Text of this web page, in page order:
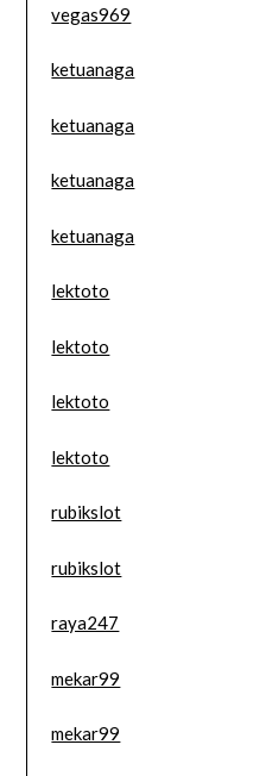
vegas969
ketuanaga
ketuanaga
ketuanaga
ketuanaga
lektoto
lektoto
lektoto
lektoto
rubikslot
rubikslot
raya247
mekar99
mekar99